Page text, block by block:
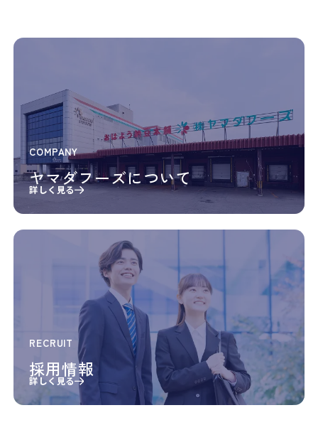
COMPANY
ヤマダフーズについて
詳しく見る
RECRUIT
採用情報
詳しく見る